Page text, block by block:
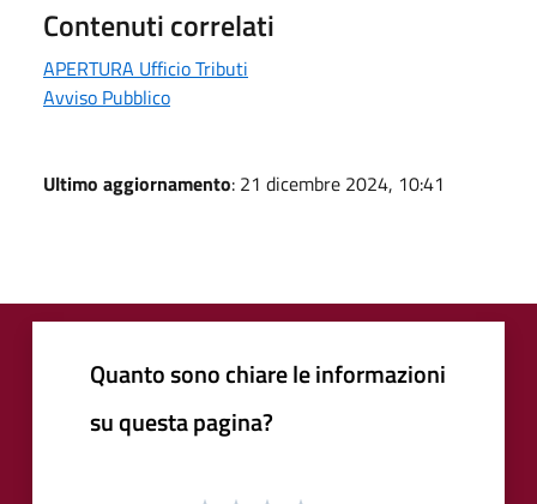
Contenuti correlati
APERTURA Ufficio Tributi
Avviso Pubblico
Ultimo aggiornamento: 21 dicembre 2024, 10:41
Quanto sono chiare le informazioni
su questa pagina?